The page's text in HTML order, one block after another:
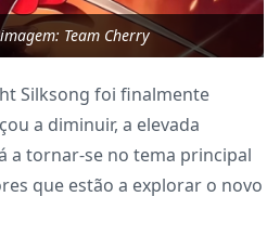
Team Cherry
Silksong foi finalmente
a diminuir, a elevada
a tornar-se no tema principal
que estão a explorar o novo